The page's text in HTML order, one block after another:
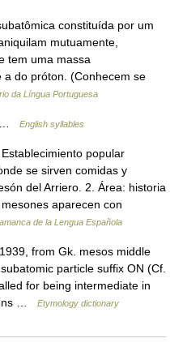
constituída por um
mutuamente,
tem uma massa
do próton. (Conhecem se
da Língua Portuguesa
… English syllables
popular
se sirven comidas y
del Arriero. 2. Área: historia
aparecen con
de la Lengua Española
from Gk. mesos middle
particle suffix ON (Cf.
for being intermediate in
…
Etymology dictionary